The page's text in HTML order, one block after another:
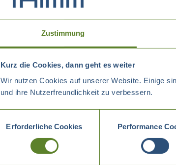
Zustimmung
Kurz die Cookies, dann geht es weiter
Wir nutzen Cookies auf unserer Website. Einige
und ihre Nutzerfreundlichkeit zu verbessern.
Erforderliche Cookies
Performance